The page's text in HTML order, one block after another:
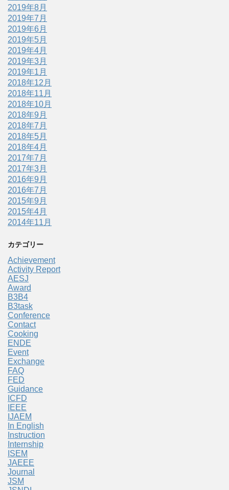
2019年8月
2019年7月
2019年6月
2019年5月
2019年4月
2019年3月
2019年1月
2018年12月
2018年11月
2018年10月
2018年9月
2018年7月
2018年5月
2018年4月
2017年7月
2017年3月
2016年9月
2016年7月
2015年9月
2015年4月
2014年11月
カテゴリー
Achievement
Activity Report
AESJ
Award
B3B4
B3task
Conference
Contact
Cooking
ENDE
Event
Exchange
FAQ
FED
Guidance
ICFD
IEEE
IJAEM
In English
Instruction
Internship
ISEM
JAEEE
Journal
JSM